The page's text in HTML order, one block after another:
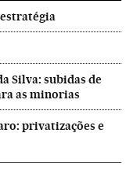
Silva: subidas de
as minorias
privatizações e